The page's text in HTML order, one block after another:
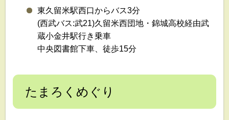
東久留米駅西口からバス3分
(西武バス:武21)久留米西団地・錦城高校経由武
蔵小金井駅行き乗車
中央図書館下車、徒歩15分
たまろくめぐり